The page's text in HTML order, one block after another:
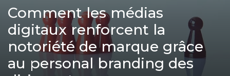
Comment les médias
digitaux renforcent la
notoriété de marque grâce
au personal branding des